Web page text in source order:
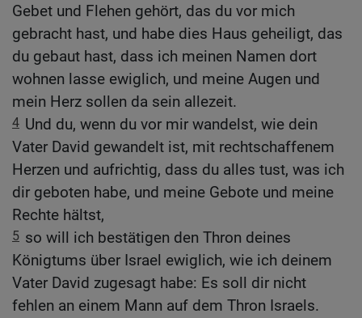
Gebet und Flehen gehört, das du vor mich
gebracht hast, und habe dies Haus geheiligt, das
du gebaut hast, dass ich meinen Namen dort
wohnen lasse ewiglich, und meine Augen und
mein Herz sollen da sein allezeit.
4 Und du, wenn du vor mir wandelst, wie dein
Vater David gewandelt ist, mit rechtschaffenem
Herzen und aufrichtig, dass du alles tust, was ich
dir geboten habe, und meine Gebote und meine
Rechte hältst,
5 so will ich bestätigen den Thron deines
Königtums über Israel ewiglich, wie ich deinem
Vater David zugesagt habe: Es soll dir nicht
fehlen an einem Mann auf dem Thron Israels.